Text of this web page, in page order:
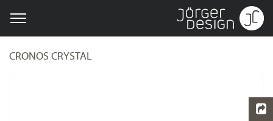
CRONOS CRYSTAL